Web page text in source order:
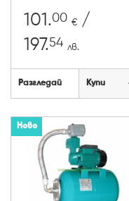
101.00 € /
197.54 лв.
Разгледай Купи
Ново